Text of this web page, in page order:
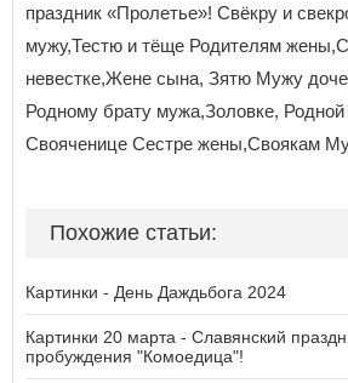
праздник «Пролетье»! Свёкру и
мужу,Тестю и тёще Родителям
невестке,Жене сына, Зятю Мужу
Родному брату мужа,Золовке,
Свояченице Сестре жены,Своякам
Похожие статьи:
Картинки - День Даждьбога 2024
Картинки 20 марта - Славянский
пробуждения "Комоедица"!